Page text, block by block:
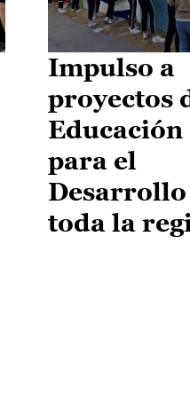
Impulso a
proyectos
Educación
para el
Desarrollo
toda la